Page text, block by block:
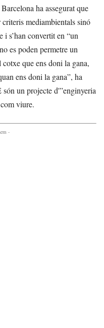
ha assegurat que
criteris mediambientals sinó
i s’han convertit en “un
es poden permetre un
que ens doni la gana,
ens doni la gana”, ha
un projecte d'”enginyeria
viure.
-